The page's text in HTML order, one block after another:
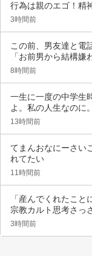
行為は親のエゴ！精
裕ないく…
3時間前
この前、男友達と電
「お前男から結構嫌
れました…
8時間前
一生に一度の中学生
よ。私の人生なのに
でいいから…
13時間前
てまんおなにーさい
れてたい
11時間前
「産んでくれたこ
宗教カルト思考さっ
3時間前